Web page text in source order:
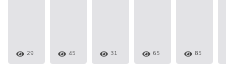
29 45 31 65 85